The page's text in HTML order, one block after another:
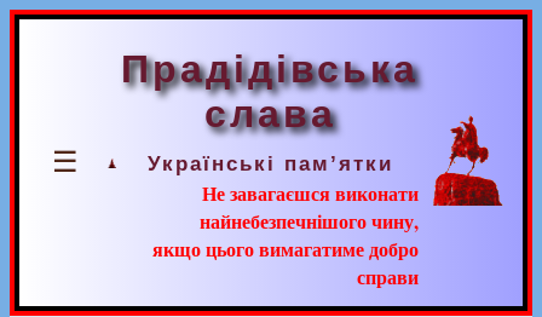
☰
Прадідівська
слава
Українські пам’ятки
Не завагаєшся виконати
найнебезпечнішого чину,
якщо цього вимагатиме добро
справи